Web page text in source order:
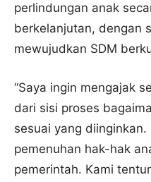
perlindungan anak
berkelanjutan, dengan
mewujudkan SDM
“Saya ingin mengajak
dari sisi proses
sesuai yang
pemenuhan hak-hak
pemerintah. Kami